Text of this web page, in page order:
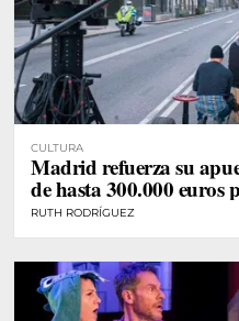
CULTURA
Madrid refuerza su
de hasta 300.000 euros
RUTH RODRÍGUEZ